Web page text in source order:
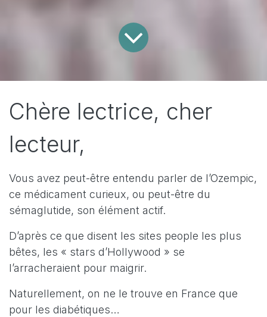
​Chère lectrice, cher
lecteur,
Vous avez peut-être entendu parler de l’Ozempic,
ce médicament curieux, ou peut-être du
sémaglutide, son élément actif.
D’après ce que disent les sites people les plus
bêtes, les « stars d’Hollywood » se
l’arracheraient pour maigrir.
Naturellement, on ne le trouve en France que
pour les diabétiques…